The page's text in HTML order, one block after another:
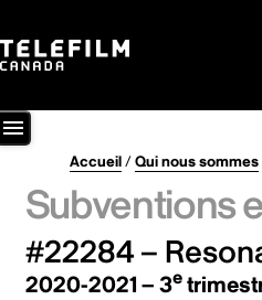
Accueil/Qui nous sommes
Subventions
#22284 –
2020-2021 – 3e